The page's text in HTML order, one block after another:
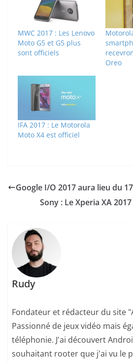
MWC 2017 : Les Lenovo
Moto G5 et G5 plus
sont officiels
Oreo
IFA 2017 : Le Motorola
Moto X4 est officiel
Google I/O 2017 aura lieu du
Sony : Le Xperia XA
Rudy
Fondateur et rédacteur du site
Passionné de jeux vidéo mais
téléphonie. J'ai découvert
souhaitant rooter que j'ai vu le